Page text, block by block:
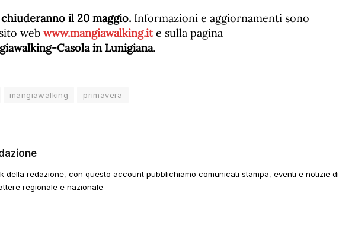
il 20 maggio. Informazioni e aggiornamenti sono
web www.mangiawalking.ite sulla pagina
Casola in Lunigiana.
mangiawalking primavera
della redazione, con questo account pubblichiamo comunicati stampa, eventi e notizie di
regionale e nazionale